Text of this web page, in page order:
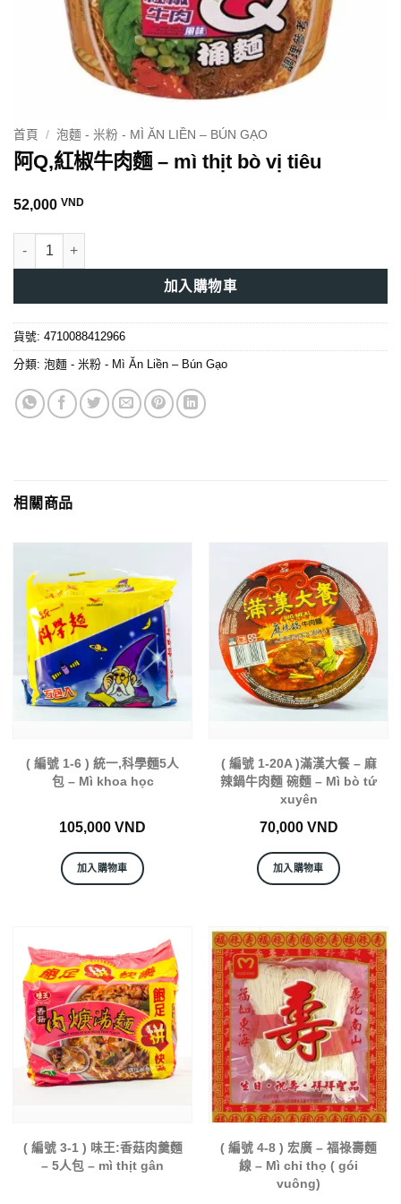
首頁 / 泡麵 - 米粉 - MÌ ĂN LIỀN – BÚN GẠO
阿Q,紅椒牛肉麵 – mì thịt bò vị tiêu
52,000 VND
阿Q,紅椒牛肉麵 - mì thịt bò vị tiêu 數量
加入購物車
貨號: 4710088412966
分類: 泡麵 - 米粉 - Mì Ăn Liền – Bún Gạo
相關商品
( 編號 1-6 ) 統一,科學麵5人
包 – Mì khoa học
105,000 VND
加入購物車
( 編號 1-20A )滿漢大餐 – 麻
辣鍋牛肉麵 碗麵 – Mì bò tứ
xuyên
70,000 VND
加入購物車
( 編號 3-1 ) 味王:香菇肉羹麵
– 5人包 – mì thịt gân
( 編號 4-8 ) 宏廣 – 福祿壽麵
線 – Mì chỉ thọ ( gói
vuông)